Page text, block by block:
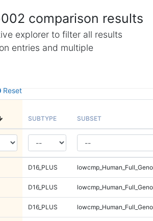
comparison results
explorer to filter all results
entries and multiple
Reset
SUBTYPE SUBSET
D16_PLUS
D16_PLUS
D16_PLUS